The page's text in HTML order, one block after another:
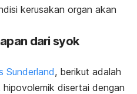
kerusakan organ akan
dari syok
Sunderland, berikut adalah
disertai dengan